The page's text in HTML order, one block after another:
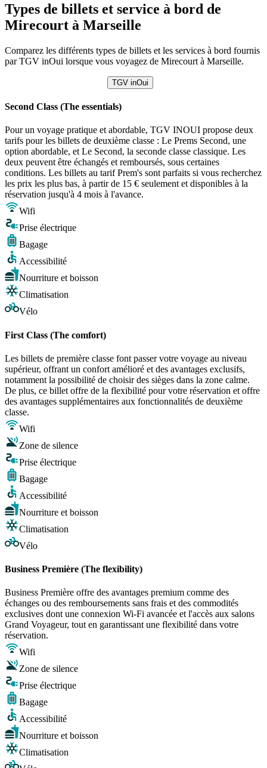
Types de billets et service à bord de
Mirecourt à Marseille
Comparez les différents types de billets et les services à bord fournis
par TGV inOui lorsque vous voyagez de Mirecourt à Marseille.
TGV inOui
Second Class (The essentials)
Pour un voyage pratique et abordable, TGV INOUI propose deux
tarifs pour les billets de deuxième classe : Le Prems Second, une
option abordable, et Le Second, la seconde classe classique. Les
deux peuvent être échangés et remboursés, sous certaines
conditions. Les billets au tarif Prem's sont parfaits si vous recherchez
les prix les plus bas, à partir de 15 € seulement et disponibles à la
réservation jusqu'à 4 mois à l'avance.
Wifi
Prise électrique
Bagage
Accessibilité
Nourriture et boisson
Climatisation
Vélo
First Class (The comfort)
Les billets de première classe font passer votre voyage au niveau
supérieur, offrant un confort amélioré et des avantages exclusifs,
notamment la possibilité de choisir des sièges dans la zone calme.
De plus, ce billet offre de la flexibilité pour votre réservation et offre
des avantages supplémentaires aux fonctionnalités de deuxième
classe.
Wifi
Zone de silence
Prise électrique
Bagage
Accessibilité
Nourriture et boisson
Climatisation
Vélo
Business Première (The flexibility)
Business Première offre des avantages premium comme des
échanges ou des remboursements sans frais et des commodités
exclusives dont une connexion Wi-Fi avancée et l'accès aux salons
Grand Voyageur, tout en garantissant une flexibilité dans votre
réservation.
Wifi
Zone de silence
Prise électrique
Bagage
Accessibilité
Nourriture et boisson
Climatisation